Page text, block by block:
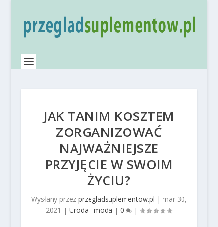
JAK TANIM KOSZTEM
ZORGANIZOWAĆ
NAJWAŻNIEJSZE
PRZYJĘCIE W SWOIM
ŻYCIU?
Wysłany przez przegladsuplementow.pl | mar 30,
2021 |Uroda i moda |0 |